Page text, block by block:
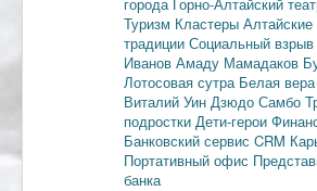
Туризм Кластеры Алтайские
традиции Социальный взрыв
Иванов Амаду Мамадаков
Лотосовая сутра Белая вера
Виталий Уин Дзюдо Самбо
подростки Дети-герои
Банковский сервис CRM
Портативный офис
банка